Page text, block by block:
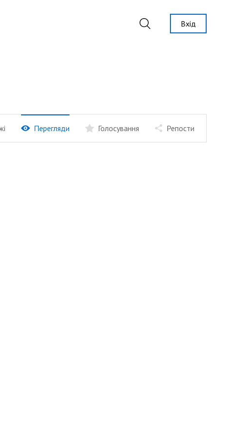
Вхід
Перегляди Голосування Репости